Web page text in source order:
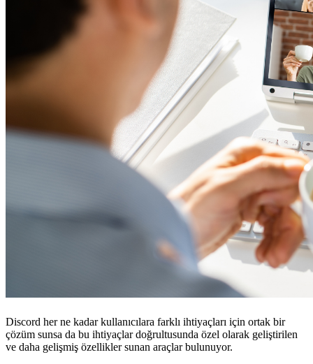
Discord her ne kadar kullanıcılara farklı ihtiyaçları için ortak bir
çözüm sunsa da bu ihtiyaçlar doğrultusunda özel olarak geliştirilen
ve daha gelişmiş özellikler sunan araçlar bulunuyor.